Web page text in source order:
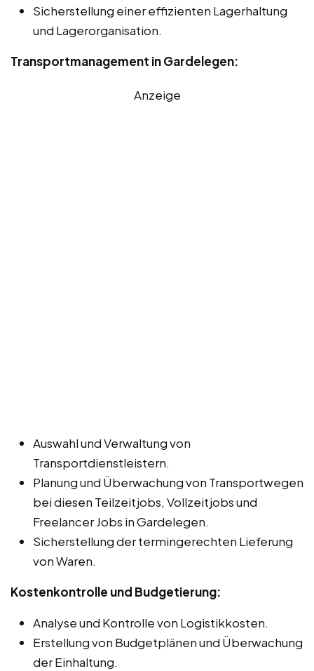
Sicherstellung einer effizienten Lagerhaltung
und Lagerorganisation.
Transportmanagement in Gardelegen:
Anzeige
Auswahl und Verwaltung von
Transportdienstleistern.
Planung und Überwachung von Transportwegen
bei diesen Teilzeitjobs, Vollzeitjobs und
Freelancer Jobs in Gardelegen.
Sicherstellung der termingerechten Lieferung
von Waren.
Kostenkontrolle und Budgetierung:
Analyse und Kontrolle von Logistikkosten.
Erstellung von Budgetplänen und Überwachung
der Einhaltung.